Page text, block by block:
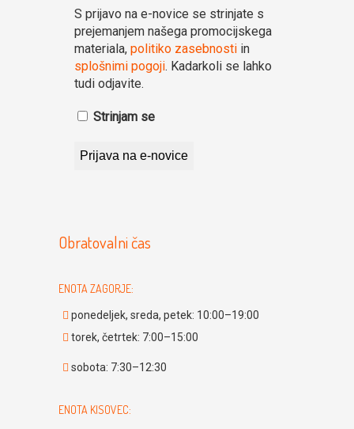
S prijavo na e-novice se strinjate s
prejemanjem našega promocijskega
materiala, politiko zasebnosti in
splošnimi pogoji. Kadarkoli se lahko
tudi odjavite.
Strinjam se
Obratovalni čas
ENOTA ZAGORJE:
ponedeljek, sreda, petek: 10:00–19:00
torek, četrtek: 7:00–15:00
sobota: 7:30–12:30
ENOTA KISOVEC: